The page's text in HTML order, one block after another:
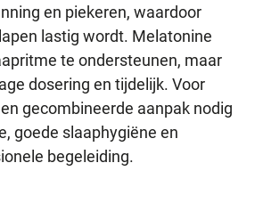
en piekeren, waardoor
lastig wordt. Melatonine
te ondersteunen, maar
dosering en tijdelijk. Voor
gecombineerde aanpak nodig
goede slaaphygiëne en
begeleiding.